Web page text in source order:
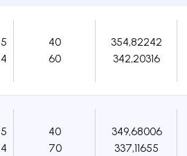
40
60
354,82242
342,20316
40
70
349,68006
337,11655